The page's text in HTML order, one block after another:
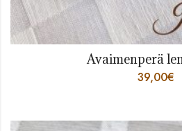
Avaimenperä
39,00€